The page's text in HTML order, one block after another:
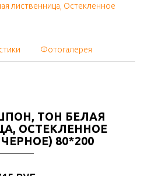
Фотогалерея
ТОН БЕЛАЯ
ОСТЕКЛЕННОЕ
80*200